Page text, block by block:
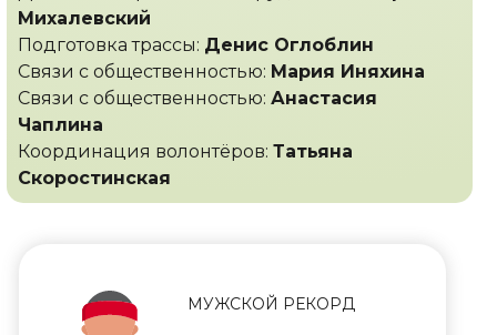
МУЖСКОЙ РЕКОРД
Михалевский
Подготовка трассы: Денис Оглоблин
Связи с общественностью: Мария Иняхина
Связи с общественностью: Анастасия
Чаплина
Координация волонтёров: Татьяна
Скоростинская